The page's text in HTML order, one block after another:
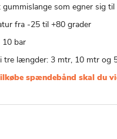
som egner sig
fra -25 til +80 grader
10 bar
tre længder: 3 mtr, 10 mtr og
spændebånd skal du